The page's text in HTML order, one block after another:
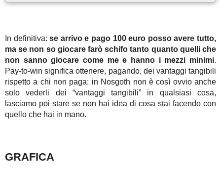
In definitiva:se arrivo e pago 100 euro posso avere tutto,
ma se non so giocare farò schifo tanto quanto quelli che
non sanno giocare come me e hanno i mezzi minimi.
Pay-to-win significa ottenere, pagando, dei vantaggi tangibili
rispetto a chi non paga; in Nosgoth non è così ovvio anche
solo vederli dei “vantaggi tangibili” in qualsiasi cosa,
lasciamo poi stare se non hai idea di cosa stai facendo con
quello che hai in mano.
GRAFICA